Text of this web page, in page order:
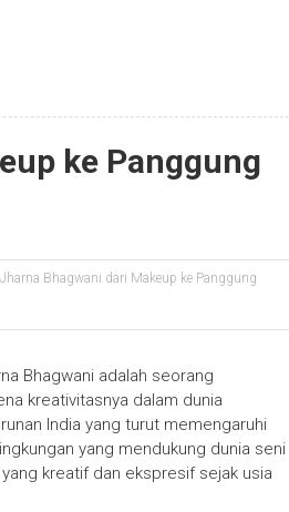
ke Panggung
Jharna Bhagwani dari Makeup ke Panggung
Bhagwani adalah seorang
kreativitasnya dalam dunia
India yang turut memengaruhi
yang mendukung dunia seni
kreatif dan ekspresif sejak usia